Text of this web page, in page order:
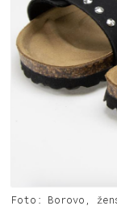
Foto: Borovo,